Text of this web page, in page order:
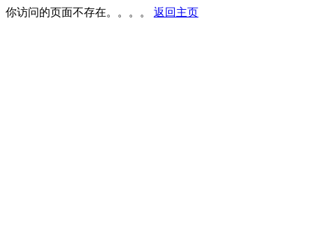
你访问的页面不存在。。。。 返回主页